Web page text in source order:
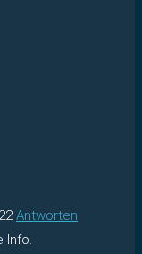
Antworten
Info.